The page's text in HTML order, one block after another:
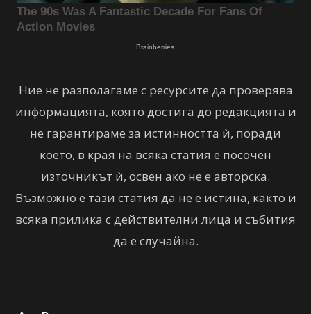
Ние не разполагаме с ресурсите да проверява
информацията, която достига до редакцията и
не гарантираме за истинността ѝ, поради
което, в края на всяка статия е посочен
източникът ѝ, освен ако не е авторска.
Възможно е тази статия да не е истина, както и
всяка прилика с действителни лица и събития
да е случайна.